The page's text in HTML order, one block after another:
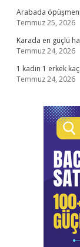
Arabada
Temmuz 25, 2026
Karada en güçlü
Temmuz 24, 2026
1 kadın 1 erkek kaç
Temmuz 24, 2026